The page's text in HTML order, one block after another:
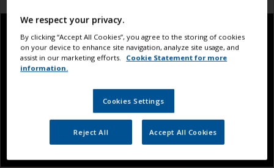
We respect your privacy.
By clicking “Accept All Cookies”, you agree to the storing of cookies
on your device to enhance site navigation, analyze site usage, and
assist in our marketing efforts.
Cookie Statement for more
information.
Cookies Settings
Reject All Accept All Cookies